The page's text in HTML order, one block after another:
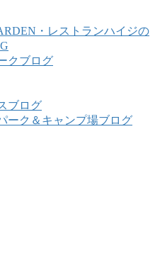
・レストランハイジの
クブログ
ブログ
ーク＆キャンプ場ブログ